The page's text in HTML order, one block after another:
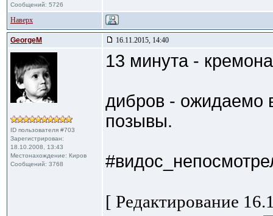
Сообщений: 5726
Наверх
GeorgeM 16.11.2015, 14:40
ID пользователя #703
Зарегистрирован:
18.10.2008, 13:43
Местонахождение: Киров
Сообщений: 3768
13 минута -
дибров - ожидаемо
позывы.
[ Редактирование